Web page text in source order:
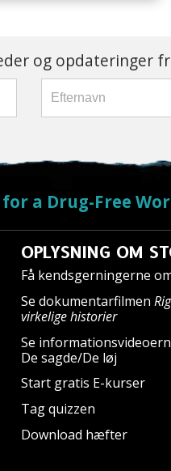
og opdateringer
a Drug-Free
OPLYSNING OM
Få kendsgerningerne
Se dokumentarfilmen
virkelige historier
Se
De sagde/De løj
Start gratis E-kurser
Tag quizzen
Download hæfter